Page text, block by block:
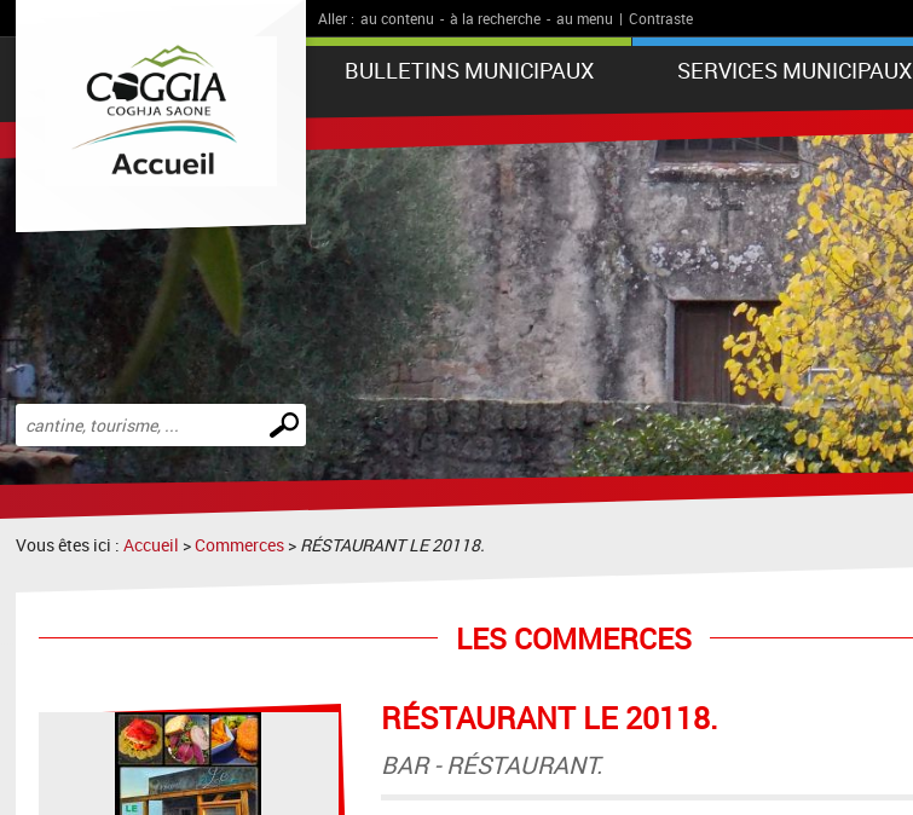
Aller : au contenu - à la recherche - au menu | Contraste
BULLETINS MUNICIPAUX SERVICES MUNICIPAUX
Effectuer
une
recherche
Vous êtes ici :Accueil >Commerces > RÉSTAURANT LE 20118.
LES COMMERCES
RÉSTAURANT LE 20118.
BAR - RÉSTAURANT.